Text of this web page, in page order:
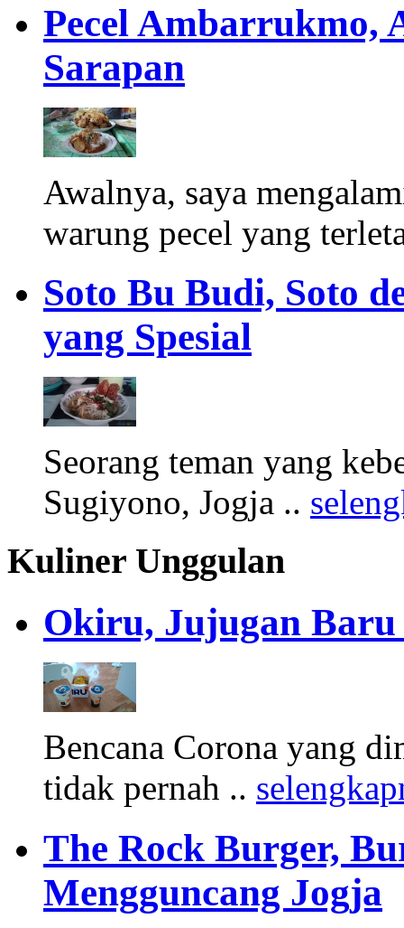
Pecel Ambarrukmo,
Sarapan
Awalnya, saya
warung pecel yang
Soto Bu Budi, Soto
yang Spesial
Seorang teman yang
Sugiyono, Jogja ..
Kuliner Unggulan
Okiru, Jujugan Baru
Bencana Corona yang
tidak pernah ..
The Rock Burger,
Mengguncang Jogja